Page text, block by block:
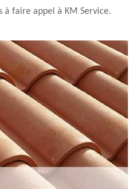
à faire appel à KM Service.